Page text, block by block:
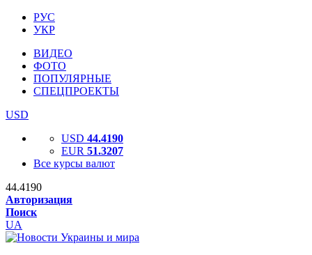
РУС
УКР
ВИДЕО
ФОТО
ПОПУЛЯРНЫЕ
СПЕЦПРОЕКТЫ
USD
USD 44.4190
EUR 51.3207
Все курсы валют
44.4190
Авторизация
Поиск
UA